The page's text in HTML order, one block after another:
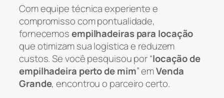
Com equipe técnica experiente e
compromisso com pontualidade,
fornecemosempilhadeiras para locação
que otimizam sua logística e reduzem
custos. Se você pesquisou por “locação de
empilhadeira perto de mim” emVenda
Grande, encontrou o parceiro certo.